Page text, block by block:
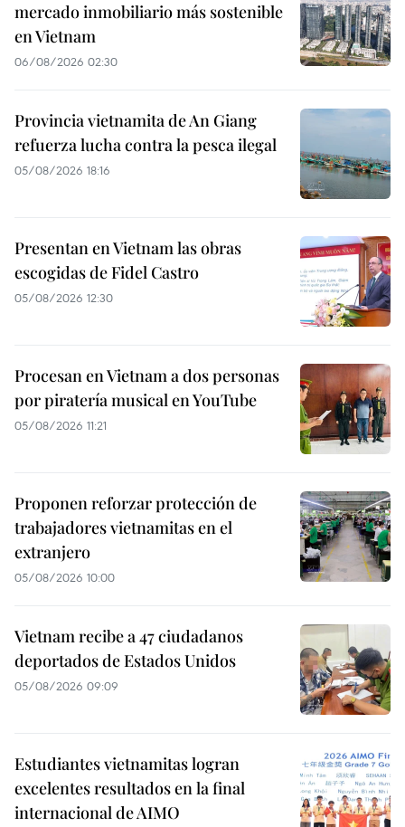
mercado inmobiliario más sostenible
en Vietnam
06/08/2026 02:30
Provincia vietnamita de An Giang
refuerza lucha contra la pesca ilegal
05/08/2026 18:16
Presentan en Vietnam las obras
escogidas de Fidel Castro
05/08/2026 12:30
Procesan en Vietnam a dos personas
por piratería musical en YouTube
05/08/2026 11:21
Proponen reforzar protección de
trabajadores vietnamitas en el
extranjero
05/08/2026 10:00
Vietnam recibe a 47 ciudadanos
deportados de Estados Unidos
05/08/2026 09:09
Estudiantes vietnamitas logran
excelentes resultados en la final
internacional de AIMO